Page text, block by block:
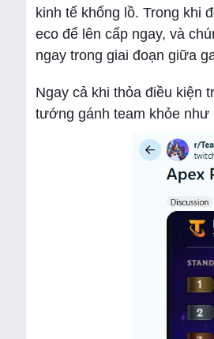
kinh tế khổng lồ. Trong khi
eco để lên cấp ngay, và
ngay trong giai đoạn giữa
Ngay cả khi thỏa điều kiện
tướng gánh team khỏe